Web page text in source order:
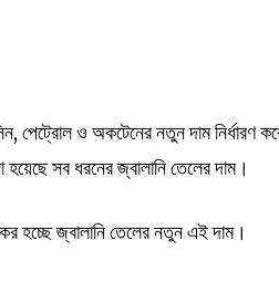
পেট্রোল ও অকটেনের নতুন দাম নির্ধারণ
হয়েছে সব ধরনের জ্বালানি তেলের দাম।
হচ্ছে জ্বালানি তেলের নতুন এই দাম।